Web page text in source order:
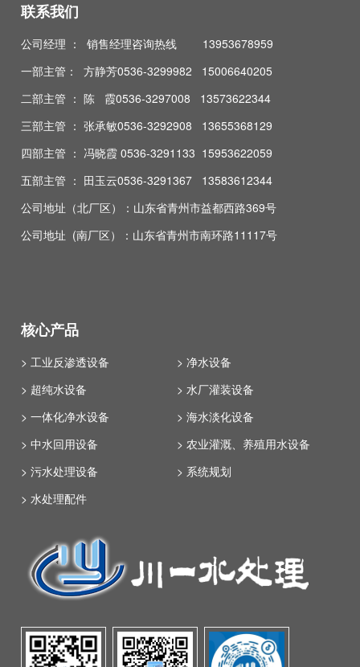
联系我们
公司经理 ： 销售经理咨询热线 13953678959
一部主管： 方静芳0536-3299982 15006640205
二部主管 ： 陈 霞0536-3297008 13573622344
三部主管 ： 张承敏0536-3292908 13655368129
四部主管 ： 冯晓霞 0536-3291133 15953622059
五部主管 ： 田玉云0536-3291367 13583612344
公司地址（北厂区）：山东省青州市益都西路369号
公司地址 (南厂区）：山东省青州市南环路11117号
核心产品
> 工业反渗透设备
> 净水设备
> 超纯水设备
> 水厂灌装设备
> 一体化净水设备
> 海水淡化设备
> 中水回用设备
> 农业灌溉、养殖用水设备
> 污水处理设备
> 系统规划
> 水处理配件